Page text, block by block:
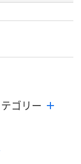
により
メーカー都合
ゴリー